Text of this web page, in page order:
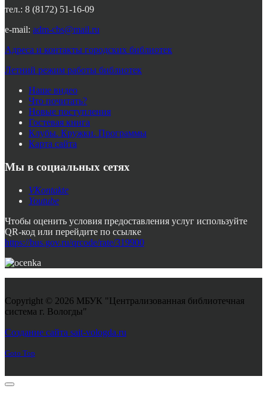
тел.: 8 (8172) 51-16-09
e-mail: adm-cbs@mail.ru
Адреса и контакты городских библиотек
Летний режим работы библиотек
Наше видео
Что почитать?
Новые поступления
Гостевая книга
Клубы. Кружки. Программы
Карта сайта
Мы в социальных сетях
VKontakte
Youtube
Чтобы оценить условия предоставления услуг используйте
QR-код или перейдите по ссылке
https://bus.gov.ru/qrcode/rate/319900
Copyright © 2026 МБУК "Централизованная библиотечная
система г. Вологды"
Создание сайта sait-vologda.ru
Goto Top